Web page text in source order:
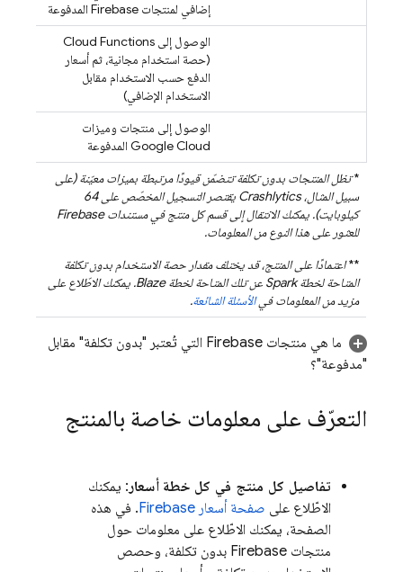
إضافي لمنتجات Firebase المدفوعة
الوصول إلى Cloud Functions
(حصة استخدام مجانية، ثم أسعار
الدفع حسب الاستخدام مقابل
الاستخدام الإضافي)
الوصول إلى منتجات وميزات
Google Cloud المدفوعة
*تظل المنتجات بدون تكلفة تتضمّن قيودًا مرتبطة بميزات معيّنة (على
سبيل المثال،Crashlytics
يقتصر التسجيل المخصّص على 64
كيلوبايت). يمكنك الانتقال إلى قسم كل منتج في مستندات Firebase
للعثور على هذا النوع من المعلومات.
**اعتمادًا على المنتج، قد يختلف مقدار حصة الاستخدام بدون تكلفة
المتاحة لخطة Spark عن تلك المتاحة لخطة Blaze. يمكنك الاطّلاع على
مزيد من المعلومات فيالأسئلة الشائعة.
ما هي منتجات Firebase التي تُعتبر "بدون تكلفة" مقابل
"مدفوعة"؟
التعرّف على معلومات خاصة بالمنتج
تفاصيل كل منتج في كل خطة أسعار : يمكنك
الاطّلاع على صفحة أسعار Firebase
. في هذه
الصفحة، يمكنك الاطّلاع على معلومات حول
منتجات Firebase بدون تكلفة، وحصص